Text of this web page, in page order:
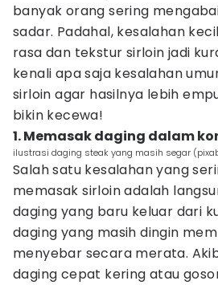
banyak orang sering
sadar. Padahal, kesalahan
rasa dan tekstur sirloin jadi
kenali apa saja kesalahan
sirloin agar hasilnya lebih
bikin kecewa!
1. Memasak daging dalam
ilustrasi daging steak yang masih segar
Salah satu kesalahan yang
memasak sirloin adalah
daging yang baru keluar dari
daging yang masih dingin
menyebar secara merata.
daging cepat kering atau